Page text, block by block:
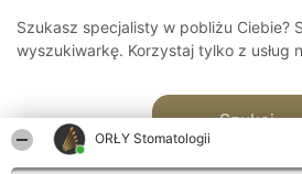
ORŁY Stomatologii
Szukasz specjalisty w pobliżu Ciebie?
wyszukiwarkę. Korzystaj tylko z usług
Szukaj